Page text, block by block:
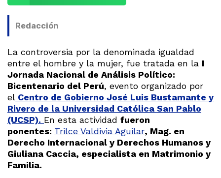
Redacción
La controversia por la denominada igualdad
entre el hombre y la mujer, fue tratada en la I
Jornada Nacional de Análisis Político:
Bicentenario del Perú, evento organizado por
el Centro de Gobierno José Luis Bustamante y
Rivero de la Universidad Católica San Pablo
(UCSP). En esta actividad fueron
ponentes: Trilce Valdivia Aguilar, Mag. en
Derecho Internacional y Derechos Humanos y
Giuliana Caccia, especialista en Matrimonio y
Familia.